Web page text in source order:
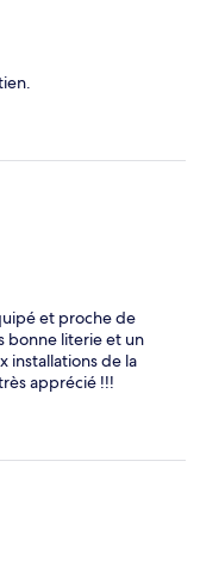
et proche de
bonne literie et un
installations de la
apprécié !!!